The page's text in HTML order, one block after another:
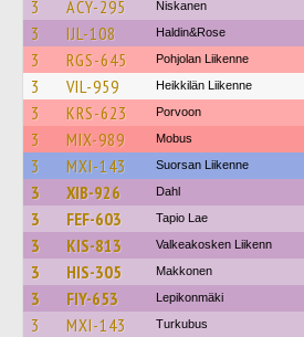
3 ACY-295 Niskanen
3 IJL-108 Haldin&Rose
3 RGS-645 Pohjolan Liikenne
3 VIL-959 Heikkilän Liikenne
3 KRS-623 Porvoon
3 MIX-989 Mobus
3 MXI-143 Suorsan Liikenne
3 XIB-926 Dahl
3 FEF-603 Tapio Lae
3 KIS-813 Valkeakosken Liikenn
3 HIS-305 Makkonen
3 FIY-653 Lepikonmäki
3 MXI-143 Turkubus